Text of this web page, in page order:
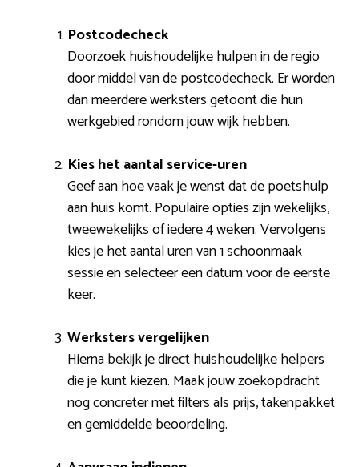
Postcodecheck
Doorzoek huishoudelijke hulpen in de regio
door middel van de postcodecheck. Er worden
dan meerdere werksters getoont die hun
werkgebied rondom jouw wijk hebben.
Kies het aantal service-uren
Geef aan hoe vaak je wenst dat de poetshulp
aan huis komt. Populaire opties zijn wekelijks,
tweewekelijks of iedere 4 weken. Vervolgens
kies je het aantal uren van 1 schoonmaak
sessie en selecteer een datum voor de eerste
keer.
Werksters vergelijken
Hierna bekijk je direct huishoudelijke helpers
die je kunt kiezen. Maak jouw zoekopdracht
nog concreter met filters als prijs, takenpakket
en gemiddelde beoordeling.